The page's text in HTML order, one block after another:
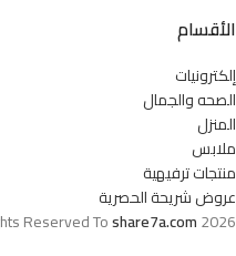
الأقسام
إلكترونيات
الصحه والجمال
المنزل
ملابس
منتجات ترفيهية
عروض شريحة الحصرية
Reserved Toshare7a.com2026.